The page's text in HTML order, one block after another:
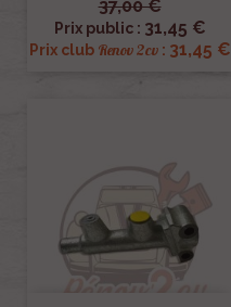
37,00 €
Prix public : 31,45 €
Prix club Renov 2cv: 31,45 €